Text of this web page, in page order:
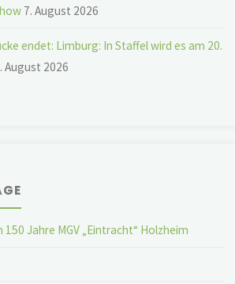
7. August 2026
endet: Limburg: In Staffel wird es am 20.
August 2026
Jahre MGV „Eintracht“ Holzheim